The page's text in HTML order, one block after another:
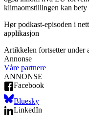
klimaomstillingen kan
Hør podkast-episoden i
applikasjon
Artikkelen fortsetter under
Annonse
Våre partnere
ANNONSE
Facebook
Bluesky
LinkedIn